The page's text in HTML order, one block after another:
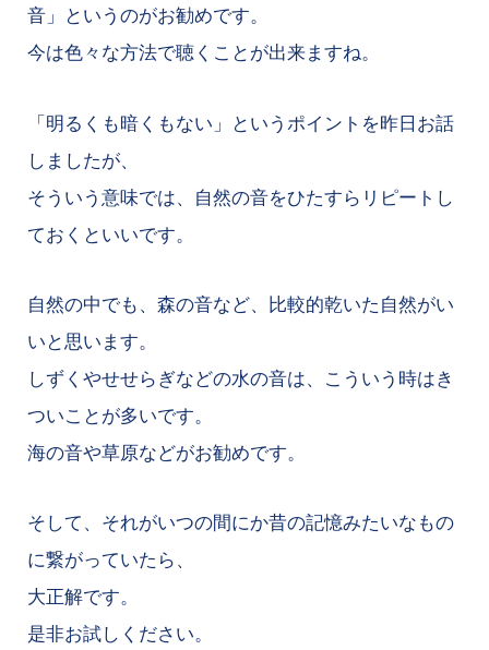
音」というのがお勧めです。
今は色々な方法で聴くことが出来ますね。
「明るくも暗くもない」というポイントを昨日お話
しましたが、
そういう意味では、自然の音をひたすらリピートし
ておくといいです。
自然の中でも、森の音など、比較的乾いた自然がい
いと思います。
しずくやせせらぎなどの水の音は、こういう時はき
ついことが多いです。
海の音や草原などがお勧めです。
そして、それがいつの間にか昔の記憶みたいなもの
に繋がっていたら、
大正解です。
是非お試しください。